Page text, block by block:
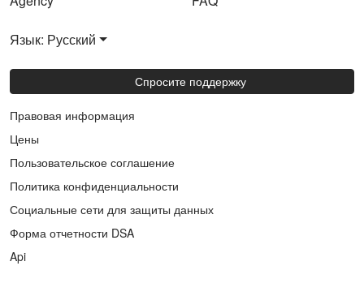
Язык: Русский
Спросите поддержку
Правовая информация
Цены
Пользовательское соглашение
Политика конфиденциальности
Социальные сети для защиты данных
Форма отчетности DSA
Api